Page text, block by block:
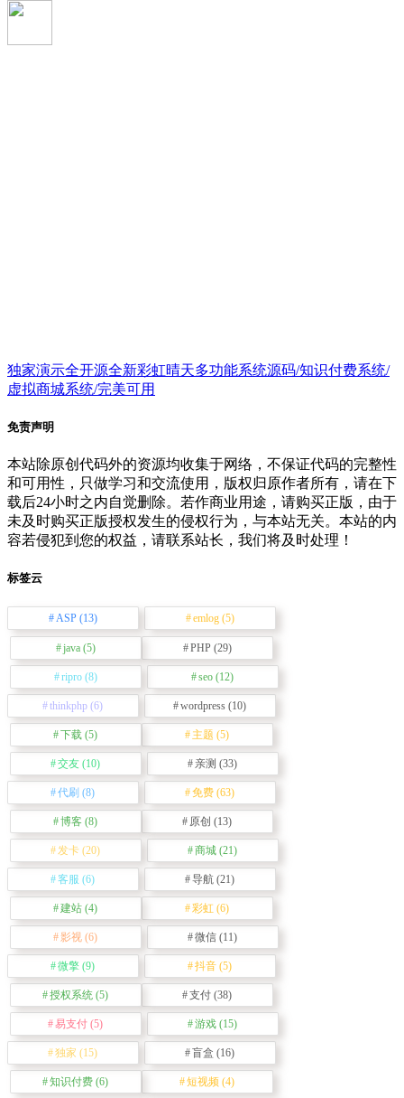
独家演示全开源全新彩虹晴天多功能系统源码/知识付费系统/
虚拟商城系统/完美可用
免责声明
本站除原创代码外的资源均收集于网络，不保证代码的完整性
和可用性，只做学习和交流使用，版权归原作者所有，请在下
载后24小时之内自觉删除。若作商业用途，请购买正版，由于
未及时购买正版授权发生的侵权行为，与本站无关。本站的内
容若侵犯到您的权益，请联系站长，我们将及时处理！
标签云
ASP(13) emlog(5)
java(5) PHP(29)
ripro(8) seo (12)
thinkphp (6) wordpress (10)
下载 (5) 主题 (5)
交友 (10) 亲测 (33)
代刷 (8) 免费 (63)
博客 (8) 原创 (13)
发卡 (20) 商城 (21)
客服 (6) 导航 (21)
建站 (4) 彩虹 (6)
影视 (6) 微信 (11)
微擎 (9) 抖音 (5)
授权系统 (5) 支付 (38)
易支付 (5) 游戏 (15)
独家 (15) 盲盒 (16)
知识付费 (6) 短视频 (4)